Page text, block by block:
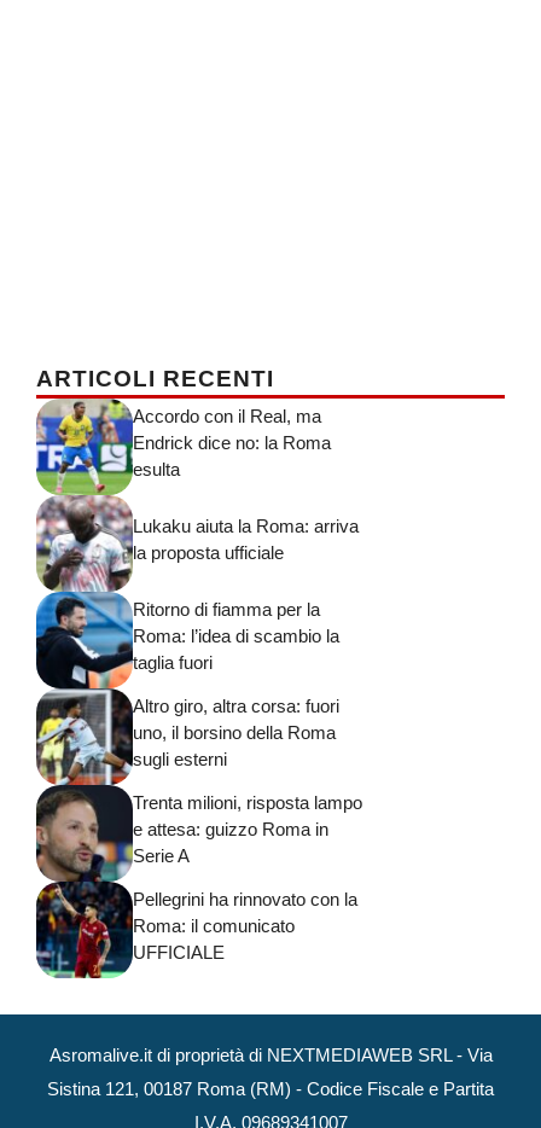
ARTICOLI RECENTI
Accordo con il Real, ma
Endrick dice no: la Roma
esulta
Lukaku aiuta la Roma: arriva
la proposta ufficiale
Ritorno di fiamma per la
Roma: l’idea di scambio la
taglia fuori
Altro giro, altra corsa: fuori
uno, il borsino della Roma
sugli esterni
Trenta milioni, risposta lampo
e attesa: guizzo Roma in
Serie A
Pellegrini ha rinnovato con la
Roma: il comunicato
UFFICIALE
Asromalive.it di proprietà di NEXTMEDIAWEB SRL - Via
Sistina 121, 00187 Roma (RM) - Codice Fiscale e Partita
I.V.A. 09689341007